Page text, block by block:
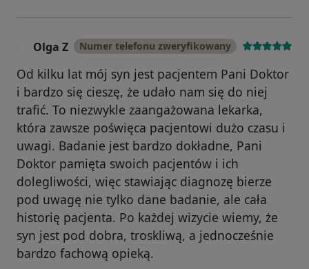
Olga Z Numer telefonu zweryfikowany
Od kilku lat mój syn jest pacjentem Pani Doktor
i bardzo się cieszę, że udało nam się do niej
trafić. To niezwykle zaangażowana lekarka,
która zawsze poświęca pacjentowi dużo czasu i
uwagi. Badanie jest bardzo dokładne, Pani
Doktor pamięta swoich pacjentów i ich
dolegliwości, więc stawiając diagnozę bierze
pod uwagę nie tylko dane badanie, ale cała
historię pacjenta. Po każdej wizycie wiemy, że
syn jest pod dobra, troskliwą, a jednocześnie
bardzo fachową opieką.